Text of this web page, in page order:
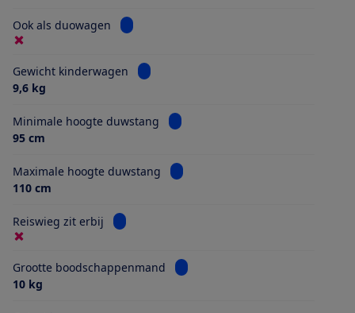
Ook als duowagen Bekijk informatie voor Ook als duowagen
Gewicht kinderwagen
Bekijk informatie voor Gewicht
9,6 kg
Minimale hoogte duwstang
Bekijk informatie voor Minimale
95 cm
Maximale hoogte duwstang
Bekijk informatie voor Maximale
110 cm
Reiswieg zit erbij Bekijk informatie voor Reiswieg zit erbij
Grootte boodschappenmand
Bekijk informatie voor Grootte
10 kg